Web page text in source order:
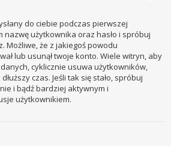
do ciebie podczas pierwszej
nazwę użytkownika oraz hasło i spróbuj
Możliwe, że z jakiegoś powodu
lub usunął twoje konto. Wiele witryn, aby
cyklicznie usuwa użytkowników,
czas. Jeśli tak się stało, spróbuj
i bądź bardziej aktywnym i
użytkownikiem.